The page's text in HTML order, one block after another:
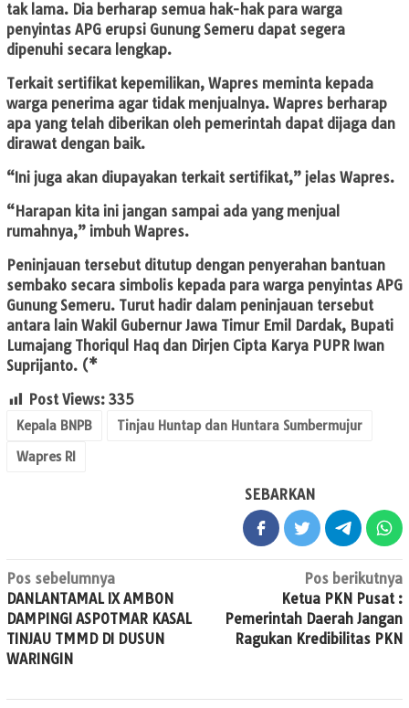
tak lama. Dia berharap semua hak-hak para warga
penyintas APG erupsi Gunung Semeru dapat segera
dipenuhi secara lengkap.
Terkait sertifikat kepemilikan, Wapres meminta kepada
warga penerima agar tidak menjualnya. Wapres berharap
apa yang telah diberikan oleh pemerintah dapat dijaga dan
dirawat dengan baik.
“Ini juga akan diupayakan terkait sertifikat,” jelas Wapres.
“Harapan kita ini jangan sampai ada yang menjual
rumahnya,” imbuh Wapres.
Peninjauan tersebut ditutup dengan penyerahan bantuan
sembako secara simbolis kepada para warga penyintas APG
Gunung Semeru. Turut hadir dalam peninjauan tersebut
antara lain Wakil Gubernur Jawa Timur Emil Dardak, Bupati
Lumajang Thoriqul Haq dan Dirjen Cipta Karya PUPR Iwan
Suprijanto. (*
Post Views: 335
Kepala BNPB
Tinjau Huntap dan Huntara Sumbermujur
Wapres RI
SEBARKAN
Navigasi
pos
Pos sebelumnya
DANLANTAMAL IX AMBON
DAMPINGI ASPOTMAR KASAL
TINJAU TMMD DI DUSUN
WARINGIN
Pos berikutnya
Ketua PKN Pusat :
Pemerintah Daerah Jangan
Ragukan Kredibilitas PKN